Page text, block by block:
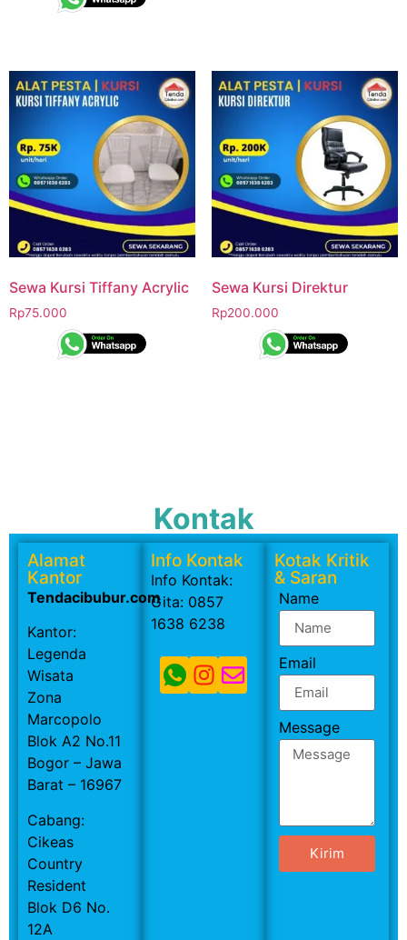
Sewa Kursi Tiffany Acrylic
Rp75.000
Sewa Kursi Direktur
Rp200.000
Kontak
Alamat
Kantor
Tendacibubur.com
Kantor:
Legenda
Wisata
Zona
Marcopolo
Blok A2 No.11
Bogor – Jawa
Barat – 16967
Cabang:
Cikeas
Country
Resident
Blok D6 No.
12A
Info Kontak
Info Kontak:
Gita: 0857
1638 6238
Kotak Kritik
& Saran
Name
Email
Message
Kirim